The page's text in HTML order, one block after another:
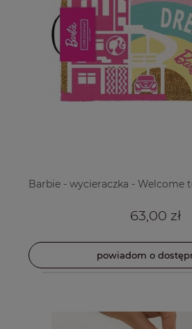
Barbie - wycieraczka - Welcome
63,00 zł
powiadom o